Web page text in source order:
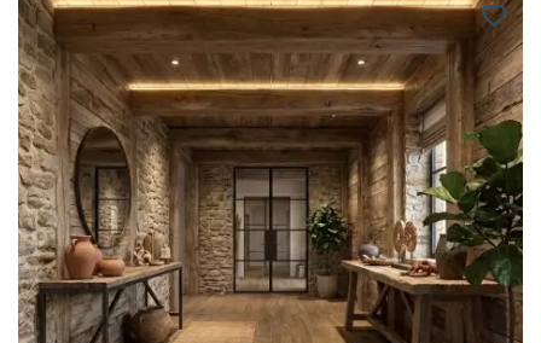
favorite_border